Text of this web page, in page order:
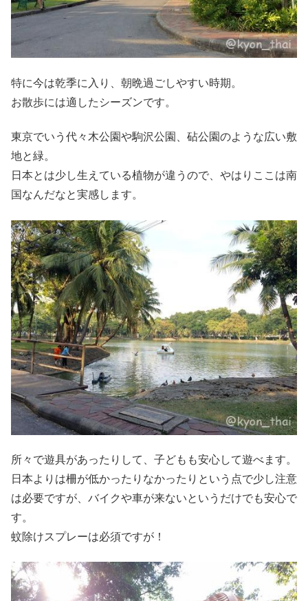
特に今は乾季に入り、朝晩過ごしやすい時期。
お散歩には適したシーズンです。
東京でいう代々木公園や駒沢公園、砧公園のような広い敷
地と緑。
日本とは少し生えている植物が違うので、やはりここは南
国なんだなと実感します。
所々で遊具があったりして、子どもも安心して遊べます。
日本よりは柵が低かったりなかったりという点で少し注意
は必要ですが、バイクや車が来ないというだけでも安心で
す。
蚊除けスプレーは必須ですが！